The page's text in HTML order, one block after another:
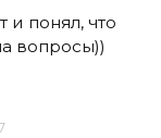
и понял, что
вопросы))